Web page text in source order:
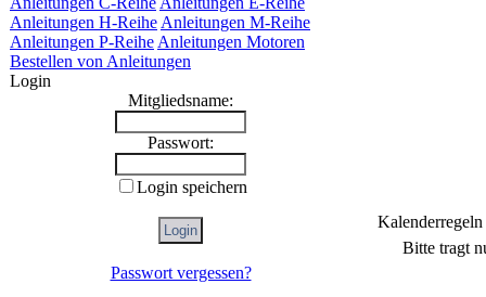
Anleitungen H-Reihe Anleitungen M-Reihe
Anleitungen P-Reihe Anleitungen Motoren
Bestellen von Anleitungen
Login
Mitgliedsname:
Passwort:
Login speichern
Passwort vergessen?
Kalenderregeln
Bitte tragt